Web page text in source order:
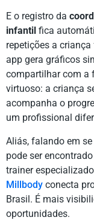
E o registro da
infantil fica
repetições a
app gera gráficos
compartilhar com a
virtuoso: a criança
acompanha o
um profissional
Aliás, falando em
pode ser
trainer
Millbody conecta
Brasil. É mais
oportunidades.